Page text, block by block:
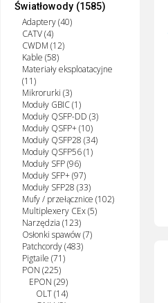
Światłowody (1585)
Adaptery (40)
CATV (4)
CWDM (12)
Kable (58)
Materiały eksploatacyjne
(11)
Mikrorurki (3)
Moduły GBIC (1)
Moduły QSFP-DD (3)
Moduły QSFP+ (10)
Moduły QSFP28 (34)
Moduły QSFP56 (1)
Moduły SFP (96)
Moduły SFP+ (97)
Moduły SFP28 (33)
Mufy / przełącznice (102)
Multiplexery CEx (5)
Narzędzia (123)
Osłonki spawów (7)
Patchcordy (483)
Pigtaile (71)
PON (225)
EPON (29)
OLT (14)